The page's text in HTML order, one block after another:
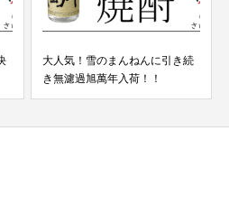
大人気！雪のまんねんに引き続
き無濾過旭萬年入荷！！